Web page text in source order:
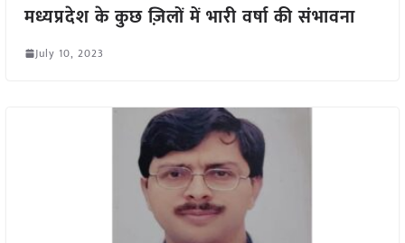
मध्यप्रदेश के कुछ ज़िलों में भारी वर्षा की संभावना
July 10, 2023